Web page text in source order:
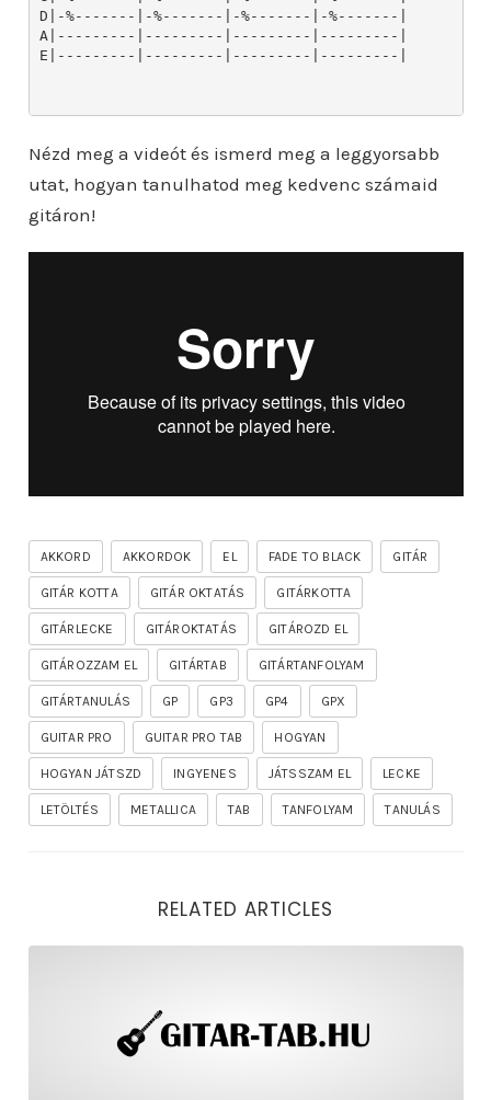
Nézd meg a videót és ismerd meg a leggyorsabb
utat, hogyan tanulhatod meg kedvenc számaid
gitáron!
AKKORD AKKORDOK EL FADE TO BLACK GITÁR
GITÁR KOTTA GITÁR OKTATÁS GITÁRKOTTA
GITÁRLECKE GITÁROKTATÁS GITÁROZD EL
GITÁROZZAM EL GITÁRTAB GITÁRTANFOLYAM
GITÁRTANULÁS GP GP3 GP4 GPX
GUITAR PRO GUITAR PRO TAB HOGYAN
HOGYAN JÁTSZD INGYENES JÁTSSZAM EL LECKE
LETÖLTÉS METALLICA TAB TANFOLYAM TANULÁS
RELATED ARTICLES